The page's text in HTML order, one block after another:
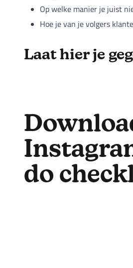
Op welke manier je juist
Hoe je van je volgers
Laat hier je
do